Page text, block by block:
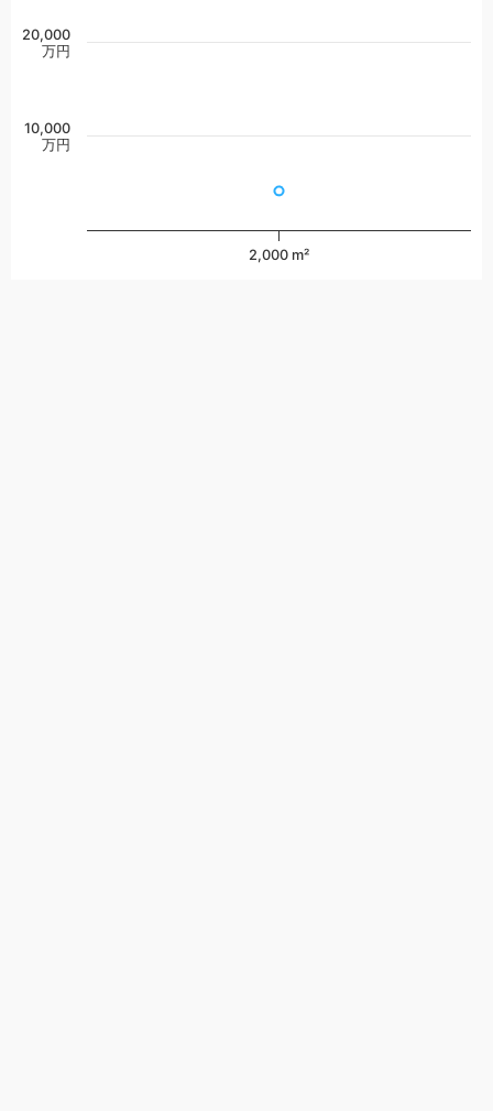
2,000 m²
10,000
万円
20,000
万円